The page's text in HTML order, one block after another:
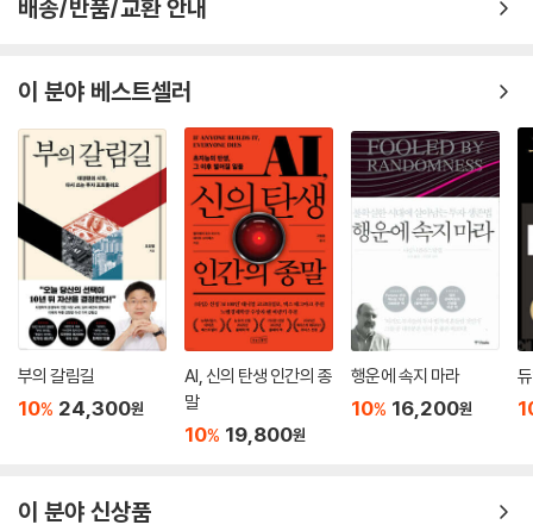
패션?인증샷?챌린지 등을 즐기면서 사회에 대한 선한 영향력, 자신의 성
동 열풍은 단지 코로나 바이러스의 영향으로 건강 증진과 면역 강화에 관
심이 커진 이유뿐만 아니라, 건강에 방심하지 않는 MZ세대의 세대적 특
성, 정체의 시대에 운동으로 성취감을 찾으려는 경향, 관련 기기 및 플랫폼
시장의 성장 등 복합적인 원인이 불러일으킨 트렌드다. 운동이 일상의 영
역으로 확장되면서 브랜드는 소비자의 라이프스타일 전반을 설계하는 액
티비티 디자이너로서의 역할이 강화될 것이다.
Heading to the Resell Market | N차 신상
“당근하다”가 하나의 동사로 자리 잡아가고 있다. 방탄의 멤버, RM에게
중고바지를 팔았다는 사연이 한때 SNS를 도배했다. 이제 중고마켓은 그
다. 취향의 공유는 물론이고 새로운 재테크 수단까지. 중고마켓이 뜨는 이
유다. 이른바 리셀(resell)은 단지 기존 ‘중고제품 거래’의 맥락을 넘어선
다. 최근의 명품 열풍과 래플·드롭과 같은 한정판 마케팅 등 새로운 구매 행
아니라 하나의 자산, 나아가서는 더 높은 가격으로 되팔 수 있는 투자로 재
배송/반품/교환 안내
이 분야 베스트셀러
부의 갈림길
10% 24,300원
AI, 신의 탄생 인간의 종
말
10% 19,800원
행운에 속지 마라
10% 16,200원
이 분야 신상품